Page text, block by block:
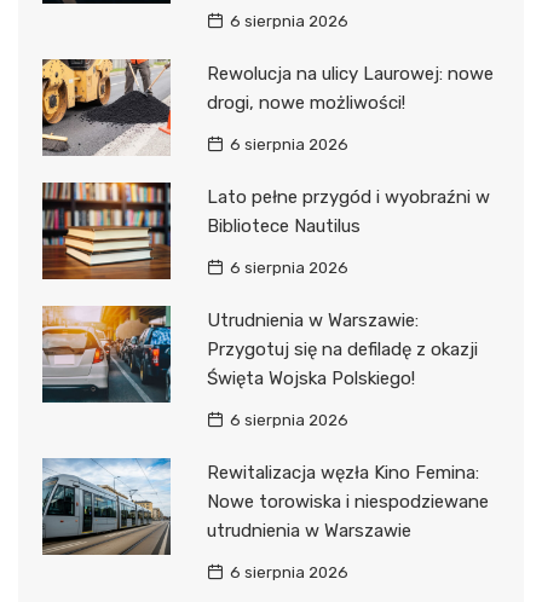
6 sierpnia 2026
Rewolucja na ulicy Laurowej: nowe
drogi, nowe możliwości!
6 sierpnia 2026
Lato pełne przygód i wyobraźni w
Bibliotece Nautilus
6 sierpnia 2026
Utrudnienia w Warszawie:
Przygotuj się na defiladę z okazji
Święta Wojska Polskiego!
6 sierpnia 2026
Rewitalizacja węzła Kino Femina:
Nowe torowiska i niespodziewane
utrudnienia w Warszawie
6 sierpnia 2026